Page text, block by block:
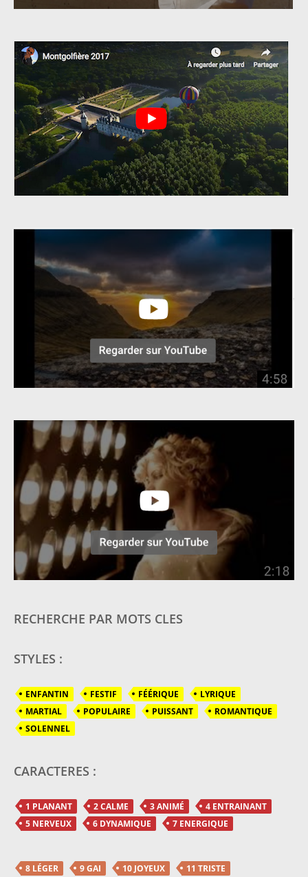
RECHERCHE PAR MOTS CLES
STYLES :
ENFANTIN FESTIF FÉÉRIQUE
LYRIQUE
MARTIAL
POPULAIRE PUISSANT
ROMANTIQUE
SOLENNEL
CARACTERES :
1 PLANANT 2 CALME 3 ANIMÉ
4 ENTRAINANT
5 NERVEUX
6 DYNAMIQUE 7 ENERGIQUE
8 LÉGER 9 GAI 10 JOYEUX 11 TRISTE